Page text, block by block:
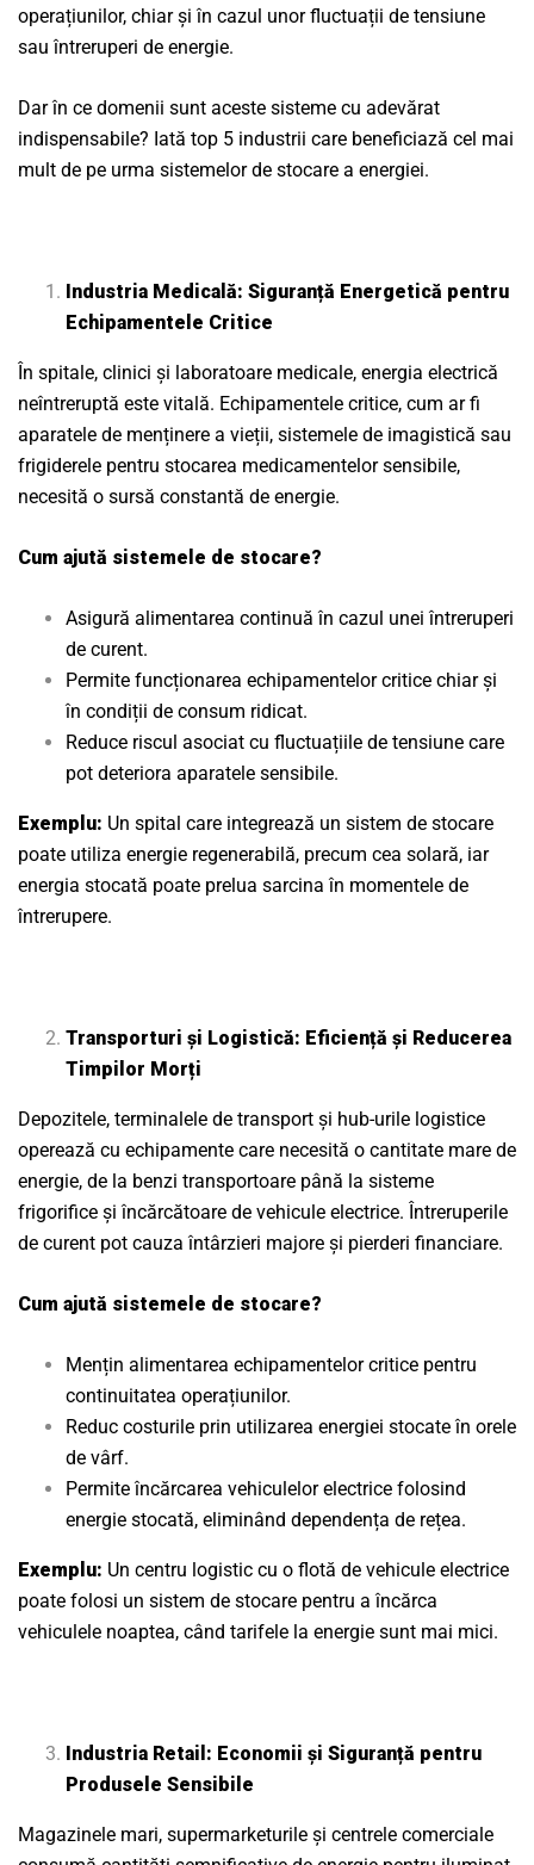
operațiunilor, chiar și în cazul unor fluctuații de tensiune
sau întreruperi de energie.
Dar în ce domenii sunt aceste sisteme cu adevărat
indispensabile? Iată top 5 industrii care beneficiază cel mai
mult de pe urma sistemelor de stocare a energiei.
Industria Medicală: Siguranță Energetică pentru
Echipamentele Critice
În spitale, clinici și laboratoare medicale, energia electrică
neîntreruptă este vitală. Echipamentele critice, cum ar fi
aparatele de menținere a vieții, sistemele de imagistică sau
frigiderele pentru stocarea medicamentelor sensibile,
necesită o sursă constantă de energie.
Cum ajută sistemele de stocare?
Asigură alimentarea continuă în cazul unei întreruperi
de curent.
Permite funcționarea echipamentelor critice chiar și
în condiții de consum ridicat.
Reduce riscul asociat cu fluctuațiile de tensiune care
pot deteriora aparatele sensibile.
Exemplu: Un spital care integrează un sistem de stocare
poate utiliza energie regenerabilă, precum cea solară, iar
energia stocată poate prelua sarcina în momentele de
întrerupere.
Transporturi și Logistică: Eficiență și Reducerea
Timpilor Morți
Depozitele, terminalele de transport și hub-urile logistice
operează cu echipamente care necesită o cantitate mare de
energie, de la benzi transportoare până la sisteme
frigorifice și încărcătoare de vehicule electrice. Întreruperile
de curent pot cauza întârzieri majore și pierderi financiare.
Cum ajută sistemele de stocare?
Mențin alimentarea echipamentelor critice pentru
continuitatea operațiunilor.
Reduc costurile prin utilizarea energiei stocate în orele
de vârf.
Permite încărcarea vehiculelor electrice folosind
energie stocată, eliminând dependența de rețea.
Exemplu: Un centru logistic cu o flotă de vehicule electrice
poate folosi un sistem de stocare pentru a încărca
vehiculele noaptea, când tarifele la energie sunt mai mici.
Industria Retail: Economii și Siguranță pentru
Produsele Sensibile
Magazinele mari, supermarketurile și centrele comerciale